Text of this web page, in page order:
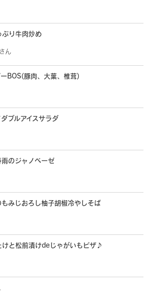
ぷり牛肉炒め
ん
BOS(豚肉、大葉、椎茸)
ブルアイスサラダ
雨のジャノベーゼ
みじおろし柚子胡椒冷やしそば
けと松前漬けdeじゃがいもピザ♪